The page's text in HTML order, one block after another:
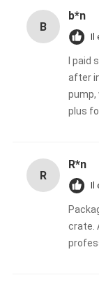
B
b*n
Il
I
after
pump,
plus
R
R*n
Il
crate.